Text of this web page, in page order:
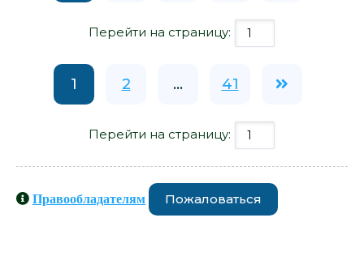
Перейти на страницу:
1 2 ... 41
Перейти на страницу:
Правообладателям Пожаловаться